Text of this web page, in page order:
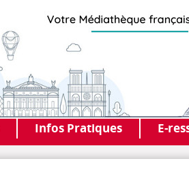
Infos Pratiques E-